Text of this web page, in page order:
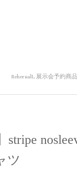
RehersalL 展示会予約商品
】stripe
ツ